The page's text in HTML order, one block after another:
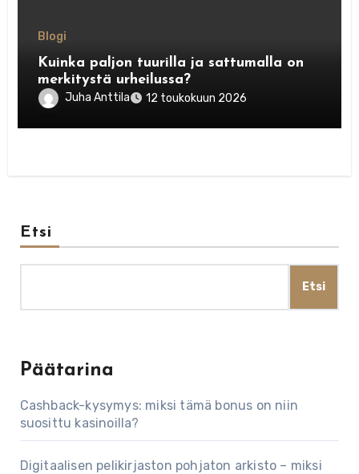
Blogi
Kuinka paljon tuurilla ja sattumalla on
merkitystä urheilussa?
Juha Anttila 12 toukokuun 2026
Etsi
Etsi
Päätarina
Cashback-kysymys: miksi tämä bonus on niin
suosittu kasinoilla?
Digitaalisen pelikirjaston pohjaton arkisto – miksi